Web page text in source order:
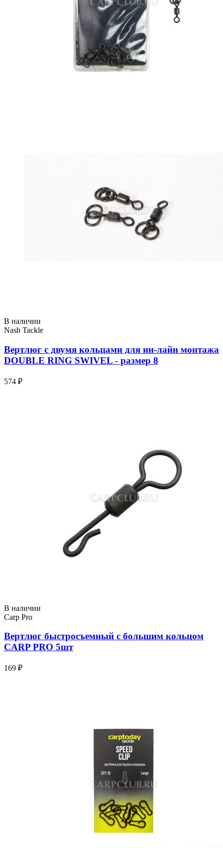
В наличии
Nash Tackle
Вертлюг с двумя кольцами для ин-лайн монтажа
DOUBLE RING SWIVEL - размер 8
574 ₽
В наличии
Carp Pro
Вертлюг быстросъемный с большим кольцом
CARP PRO 5шт
169 ₽